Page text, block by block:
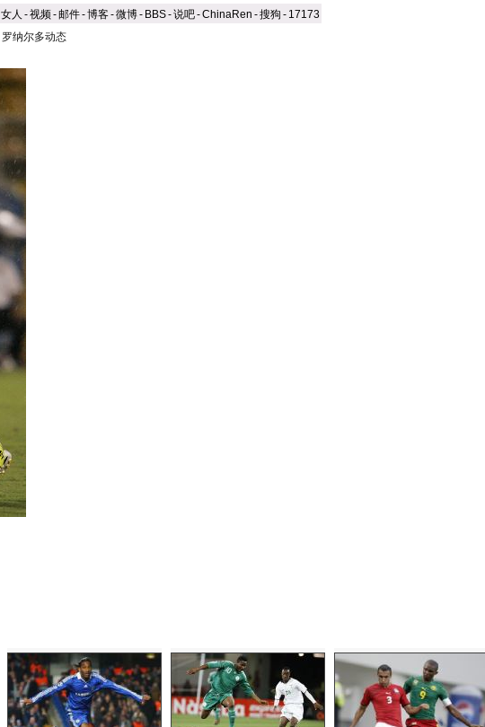
女人 -视频-邮件-博客-微博- BBS-说吧-ChinaRen -搜狗 - 17173
罗纳尔多动态